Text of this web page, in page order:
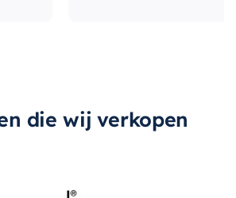
die wij verkopen